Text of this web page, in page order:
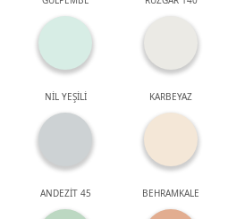
NİL YEŞİLİ KARBEYAZ
ANDEZİT 45 BEHRAMKALE